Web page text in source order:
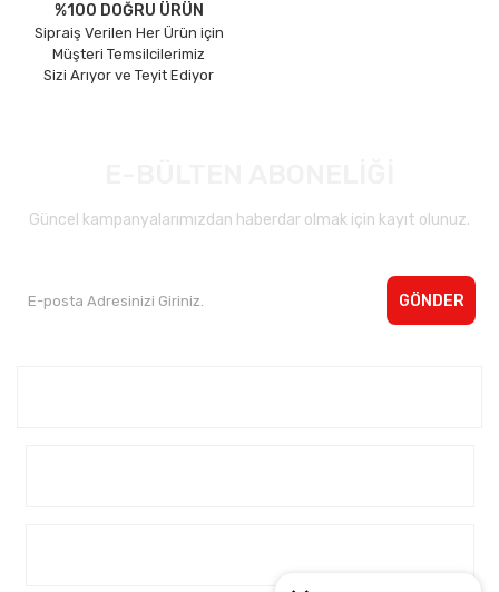
%100 DOĞRU ÜRÜN
Sipraiş Verilen Her Ürün için
Müşteri Temsilcilerimiz
Sizi Arıyor ve Teyit Ediyor
Güncel kampanyalarımızdan haberdar olmak için kayıt olunuz.
GÖNDER